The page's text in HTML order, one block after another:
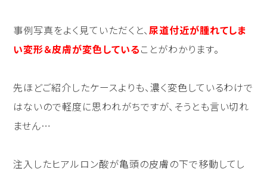
事例写真をよく見ていただくと、尿道付近が腫れてしま
い変形＆皮膚が変色していることがわかります。
先ほどご紹介したケースよりも、濃く変色しているわけで
はないので軽度に思われがちですが、そうとも言い切れ
ません…
注入したヒアルロン酸が亀頭の皮膚の下で移動してし